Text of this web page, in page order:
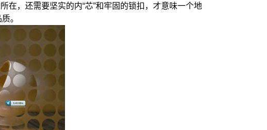
，还需要坚实的内“芯”和牢固的锁扣，才意味一个地
。